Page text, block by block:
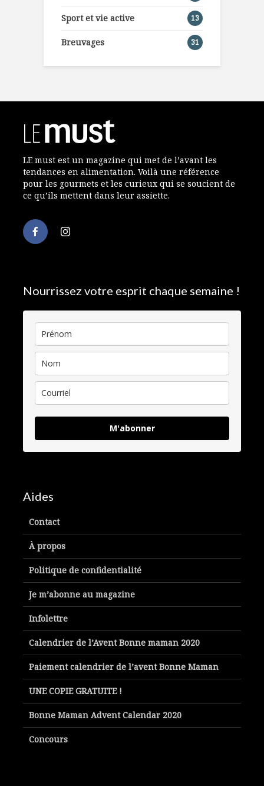
Sport et vie active 13
Breuvages 31
LE must est un magazine qui met de l’avant les
tendances en alimentation. Voilà une référence
pour les gourmets et les curieux qui se soucient de
ce qu’ils mettent dans leur assiette.
Nourrissez votre esprit chaque semaine !
M'abonner
Aides
Contact
À propos
Politique de confidentialité
Je m’abonne au magazine
Infolettre
Calendrier de l’Avent Bonne maman 2020
Paiement calendrier de l’avent Bonne Maman
UNE COPIE GRATUITE !
Bonne Maman Advent Calendar 2020
Concours